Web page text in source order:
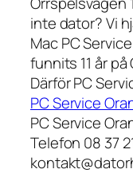
inte dator? Vi
Mac PC
funnits 11 år på
Därför PC
PC Service
PC Service
Telefon 08 37